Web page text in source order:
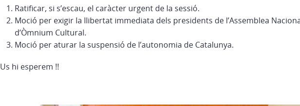
Ratificar, si s’escau, el caràcter urgent de la sessió.
Moció per exigir la llibertat immediata dels presidents de l’Assemblea
d’Òmnium Cultural.
Moció per aturar la suspensió de l’autonomia de Catalunya.
Us hi esperem !!